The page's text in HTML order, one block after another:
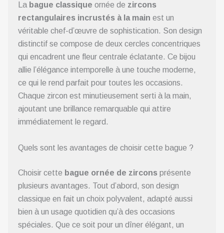
La bague classique ornée de zircons
rectangulaires incrustés à la main est un
véritable chef-d’œuvre de sophistication. Son design
distinctif se compose de deux cercles concentriques
qui encadrent une fleur centrale éclatante. Ce bijou
allie l’élégance intemporelle à une touche moderne,
ce qui le rend parfait pour toutes les occasions.
Chaque zircon est minutieusement serti à la main,
ajoutant une brillance remarquable qui attire
immédiatement le regard.
Quels sont les avantages de choisir cette bague ?
Choisir cette bague ornée de zircons présente
plusieurs avantages. Tout d’abord, son design
classique en fait un choix polyvalent, adapté aussi
bien à un usage quotidien qu’à des occasions
spéciales. Que ce soit pour un dîner élégant, un